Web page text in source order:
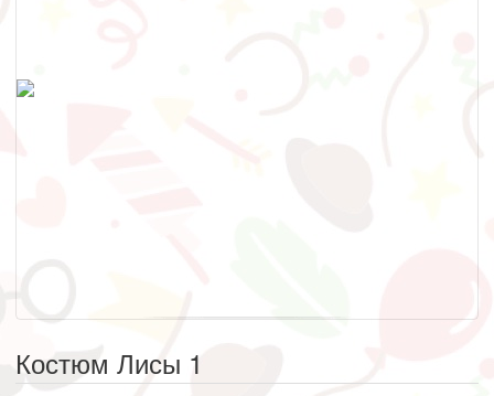
Костюм Лисы 1